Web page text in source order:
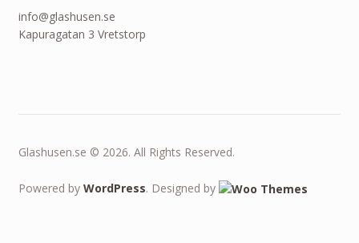
info@glashusen.se
Kapuragatan 3 Vretstorp
Glashusen.se © 2026. All Rights Reserved.
Powered by WordPress. Designed by